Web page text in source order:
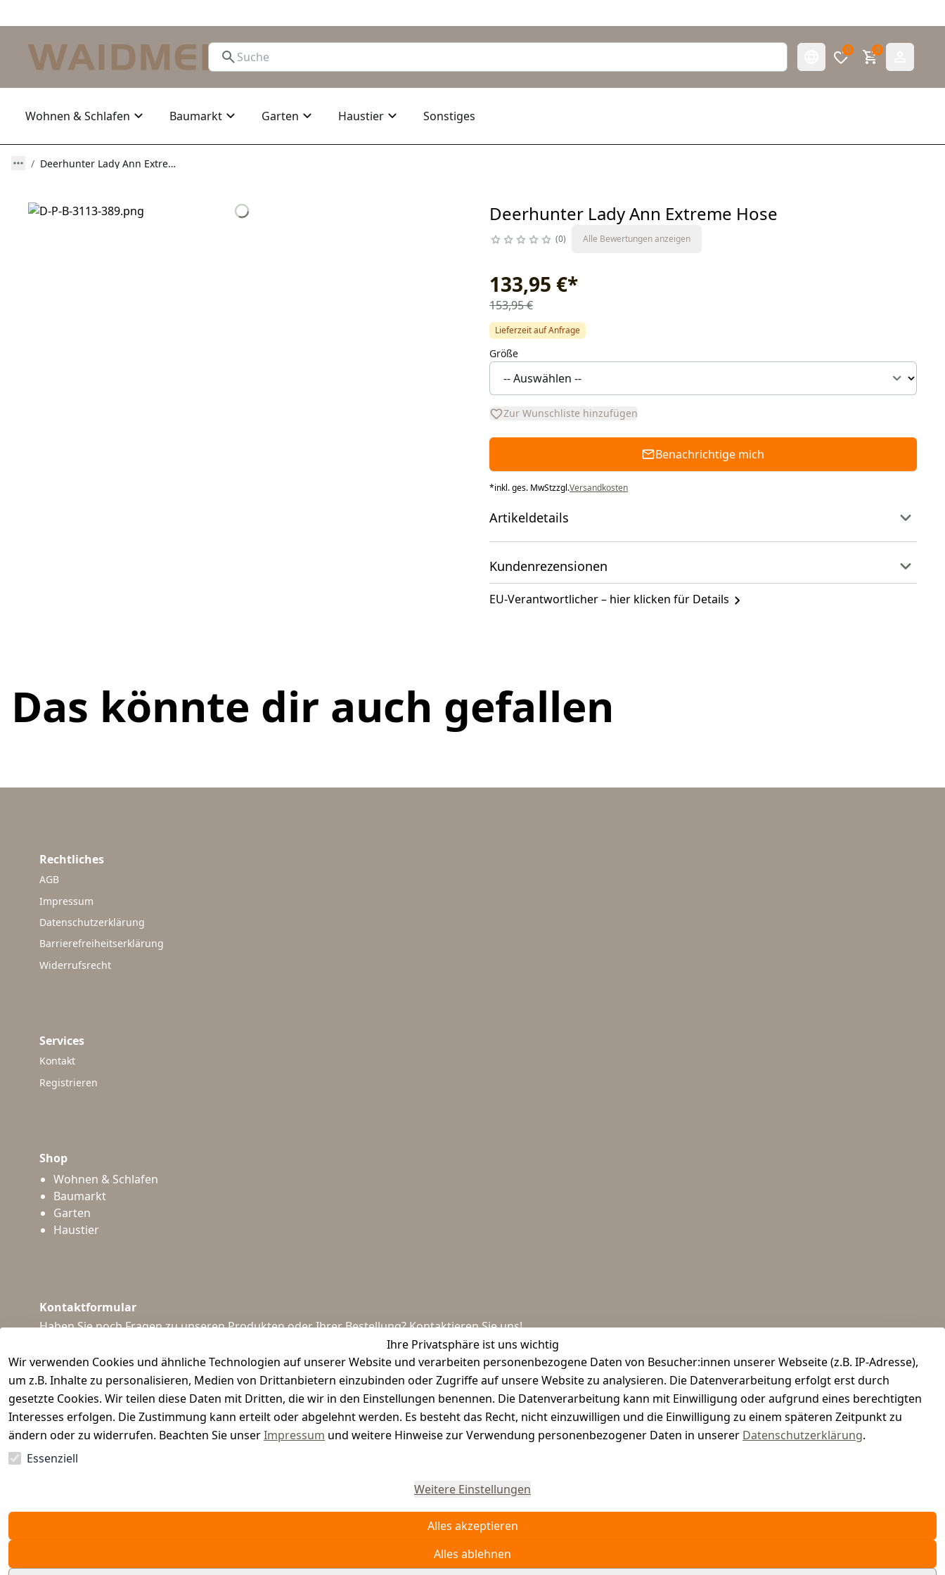
0 0
Wohnen & Schlafen Baumarkt Garten Haustier Sonstiges
Deerhunter Lady Ann Extreme Hose
Deerhunter Lady Ann Extreme Hose
0 Alle Bewertungen anzeigen
133,95 €*
153,95 €
Lieferzeit auf Anfrage
Größe
Zur Wunschliste hinzufügen
Benachrichtige mich
*inkl. ges. MwStzzgl.Versandkosten
Artikeldetails
Kundenrezensionen
EU-Verantwortlicher – hier klicken für Details
Das könnte dir auch gefallen
Ihre Privatsphäre ist uns wichtig
Wir verwenden Cookies und ähnliche Technologien auf unserer Website und verarbeiten personenbezogene Daten von Besucher:innen unserer Webseite (z.B. IP-Adresse),
um z.B. Inhalte zu personalisieren, Medien von Drittanbietern einzubinden oder Zugriffe auf unsere Website zu analysieren. Die Datenverarbeitung erfolgt erst durch
gesetzte Cookies. Wir teilen diese Daten mit Dritten, die wir in den Einstellungen benennen. Die Datenverarbeitung kann mit Einwilligung oder aufgrund eines berechtigten
Interesses erfolgen. Die Zustimmung kann erteilt oder abgelehnt werden. Es besteht das Recht, nicht einzuwilligen und die Einwilligung zu einem späteren Zeitpunkt zu
ändern oder zu widerrufen. Beachten Sie unserImpressum und weitere Hinweise zur Verwendung personenbezogener Daten in unserer Datenschutzerklärung.
Essenziell
Weitere Einstellungen
Alles akzeptieren
Alles ablehnen
Rechtliches
AGB
Impressum
Datenschutzerklärung
Barrierefreiheitserklärung
Widerrufsrecht
Services
Kontakt
Registrieren
Shop
Wohnen & Schlafen
Baumarkt
Garten
Haustier
Kontaktformular
Haben Sie noch Fragen zu unseren Produkten oder Ihrer Bestellung? Kontaktieren Sie uns!
support@waidmeister.de